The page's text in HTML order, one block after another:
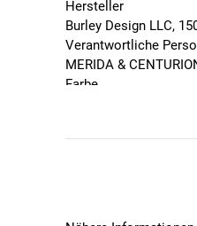
Hersteller
Burley Design LLC,
Verantwortliche
MERIDA &
Farbe
Unisex
2024